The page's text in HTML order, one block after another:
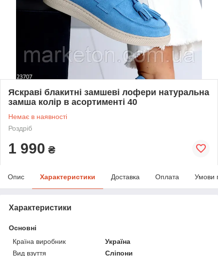
Яскраві блакитні замшеві лофери натуральна
замша колір в асортименті 40
Немає в наявності
Роздріб
1 990 ₴
Опис Характеристики Доставка Оплата Умови
Характеристики
Основні
Країна виробник
Україна
Вид взуття
Сліпони